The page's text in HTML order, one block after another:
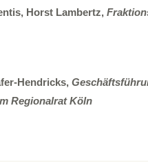
Horst Lambertz,
Hendricks,
Regionalrat Köln